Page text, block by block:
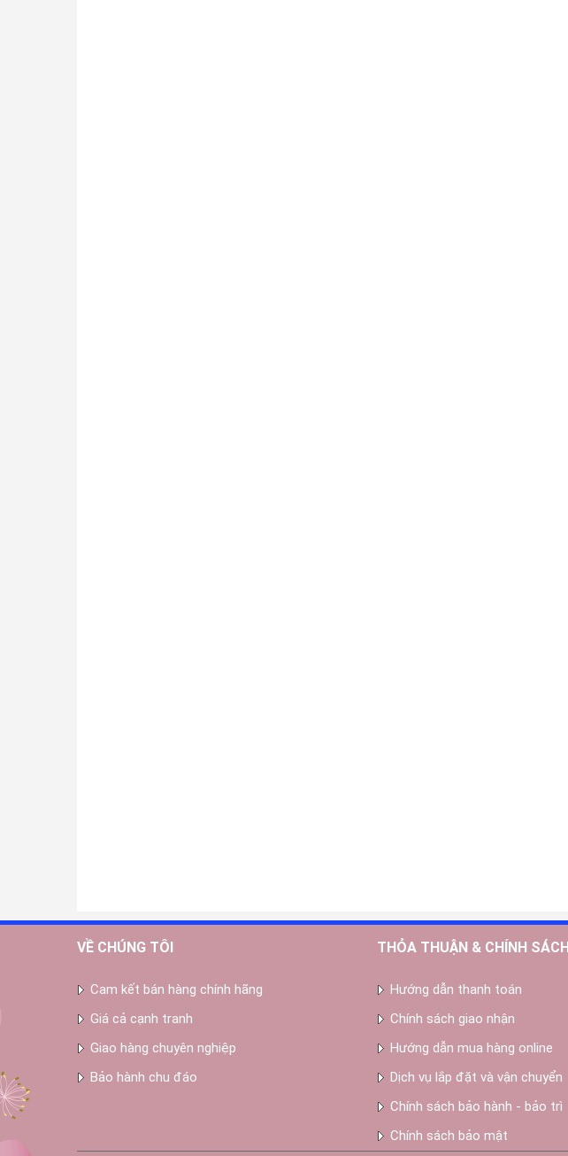
VỀ CHÚNG TÔI
Cam kết bán hàng chính hãng
Giá cả cạnh tranh
Giao hàng chuyên nghiệp
Bảo hành chu đáo
THỎA THUẬN & CHÍNH SÁCH
Hướng dẫn thanh toán
Chính sách giao nhận
Hướng dẫn mua hàng online
Dịch vụ lắp đặt và vận chuyển
Chính sách bảo hành - bảo trì
Chính sách bảo mật